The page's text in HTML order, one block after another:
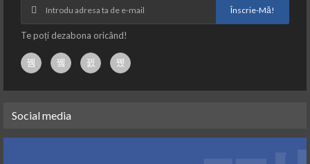
Înscrie-Mă!
Te poți dezabona oricând!
Social media